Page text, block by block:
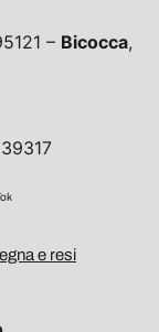
– Bicocca,
e resi